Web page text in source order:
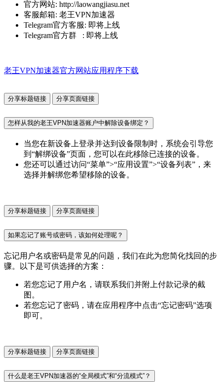
官方网站: http://laowangjiasu.net
客服邮箱: 老王VPN加速器
Telegram官方客服: 即将上线
Telegram官方群 : 即将上线
老王VPN加速器官方网站应用程序下载
分享标题链接 分享页面链接
怎样从我的老王VPN加速器账户中解除设备绑定？
当您在新设备上登录并达到设备限制时，系统会引导您
到“解绑设备”页面，您可以在此移除已连接的设备。
您还可以通过访问“菜单”>“应用设置”>“设备列表”，来
选择并解绑您希望移除的设备。
分享标题链接 分享页面链接
如果忘记了账号或密码，该如何处理呢？
忘记用户名或密码是常见的问题，我们在此为您简化找回的步
骤。以下是可供选择的方案：
若您忘记了用户名，请联系我们并附上付款记录的截
图。
若您忘记了密码，请在应用程序中点击“忘记密码”选项
即可。
分享标题链接 分享页面链接
什么是老王VPN加速器的“全局模式”和“分流模式”？